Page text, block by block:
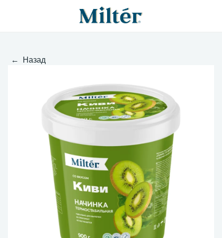
← Назад